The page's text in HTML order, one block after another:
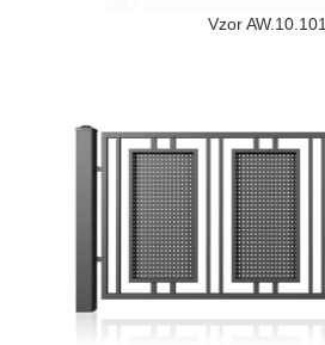
Vzor AW.10.101